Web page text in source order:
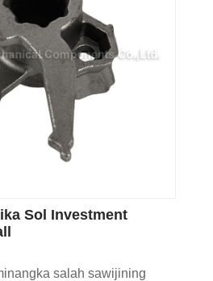
Sol Investment
salah sawijining